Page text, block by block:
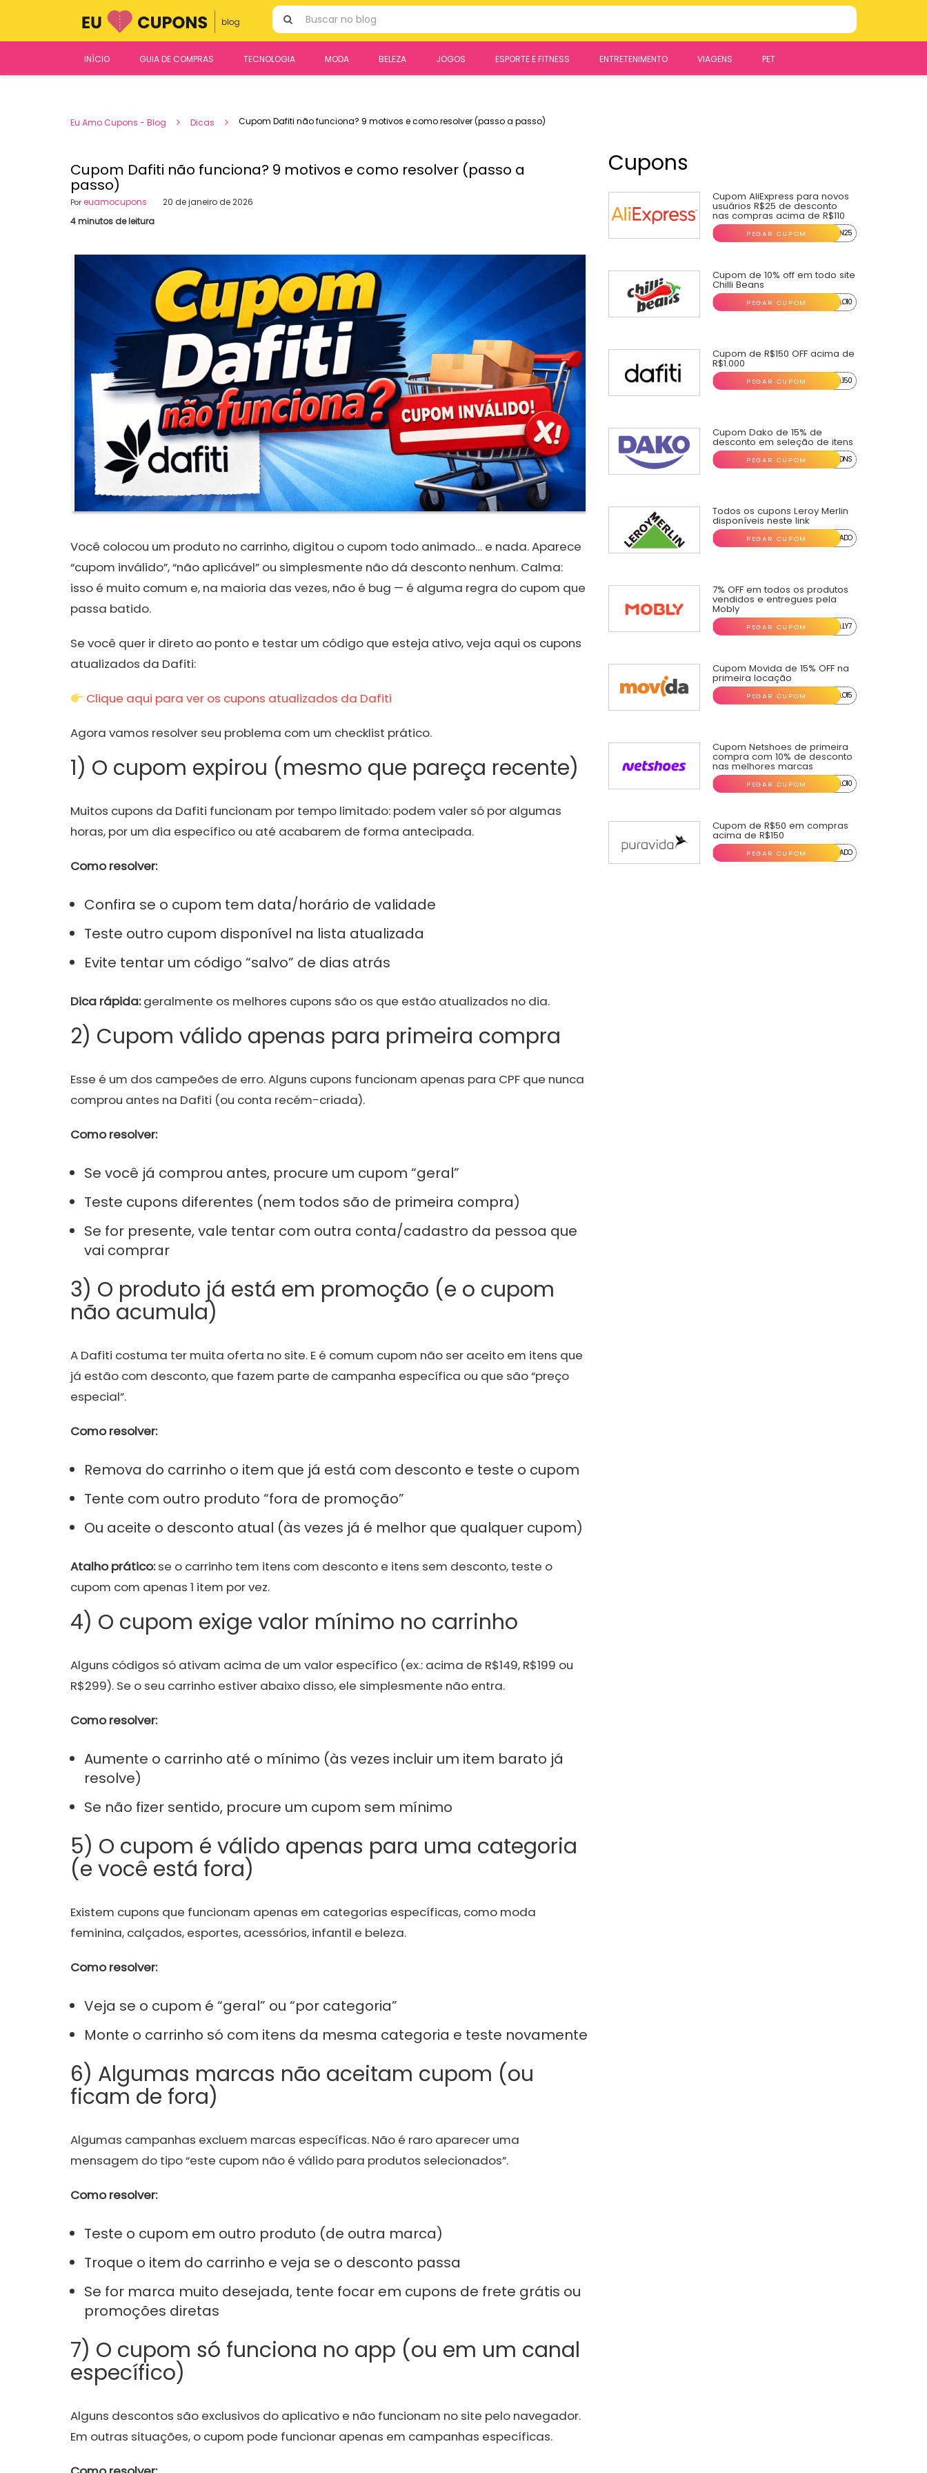
conteúdo
Pesquisar
por:
INÍCIO GUIA DE COMPRAS TECNOLOGIA MODA BELEZA JOGOS ESPORTE E FITNESS ENTRETENIMENTO VIAGENS PET
Eu Amo Cupons - Blog Dicas Cupom Dafiti não funciona? 9 motivos e como resolver (passo a passo)
Cupom Dafiti não funciona? 9 motivos e como resolver (passo a
passo)
Por euamocupons
20 de janeiro de 2026
4 minutos de leitura
Você colocou um produto no carrinho, digitou o cupom todo animado… e nada. Aparece
“cupom inválido”, “não aplicável” ou simplesmente não dá desconto nenhum. Calma:
isso é muito comum e, na maioria das vezes, não é bug — é alguma regra do cupom que
passa batido.
Se você quer ir direto ao ponto e testar um código que esteja ativo, veja aqui os cupons
atualizados da Dafiti:
Clique aqui para ver os cupons atualizados da Dafiti
Agora vamos resolver seu problema com um checklist prático.
1) O cupom expirou (mesmo que pareça recente)
Muitos cupons da Dafiti funcionam por tempo limitado: podem valer só por algumas
horas, por um dia específico ou até acabarem de forma antecipada.
Como resolver:
Confira se o cupom tem data/horário de validade
Teste outro cupom disponível na lista atualizada
Evite tentar um código “salvo” de dias atrás
Dica rápida:geralmente os melhores cupons são os que estão atualizados no dia.
2) Cupom válido apenas para primeira compra
Esse é um dos campeões de erro. Alguns cupons funcionam apenas para CPF que nunca
comprou antes na Dafiti (ou conta recém-criada).
Como resolver:
Se você já comprou antes, procure um cupom “geral”
Teste cupons diferentes (nem todos são de primeira compra)
Se for presente, vale tentar com outra conta/cadastro da pessoa que
vai comprar
3) O produto já está em promoção (e o cupom
não acumula)
A Dafiti costuma ter muita oferta no site. E é comum cupom não ser aceito em itens que
já estão com desconto, que fazem parte de campanha específica ou que são “preço
especial”.
Como resolver:
Remova do carrinho o item que já está com desconto e teste o cupom
Tente com outro produto “fora de promoção”
Ou aceite o desconto atual (às vezes já é melhor que qualquer cupom)
Atalho prático:se o carrinho tem itens com desconto e itens sem desconto, teste o
cupom com apenas 1 item por vez.
4) O cupom exige valor mínimo no carrinho
Alguns códigos só ativam acima de um valor específico (ex.: acima de R$149, R$199 ou
R$299). Se o seu carrinho estiver abaixo disso, ele simplesmente não entra.
Como resolver:
Aumente o carrinho até o mínimo (às vezes incluir um item barato já
resolve)
Se não fizer sentido, procure um cupom sem mínimo
5) O cupom é válido apenas para uma categoria
(e você está fora)
Existem cupons que funcionam apenas em categorias específicas, como moda
feminina, calçados, esportes, acessórios, infantil e beleza.
Como resolver:
Veja se o cupom é “geral” ou “por categoria”
Monte o carrinho só com itens da mesma categoria e teste novamente
6) Algumas marcas não aceitam cupom (ou
ficam de fora)
Algumas campanhas excluem marcas específicas. Não é raro aparecer uma
mensagem do tipo “este cupom não é válido para produtos selecionados”.
Como resolver:
Teste o cupom em outro produto (de outra marca)
Troque o item do carrinho e veja se o desconto passa
Se for marca muito desejada, tente focar em cupons de frete grátis ou
promoções diretas
7) O cupom só funciona no app (ou em um canal
específico)
Alguns descontos são exclusivos do aplicativo e não funcionam no site pelo navegador.
Em outras situações, o cupom pode funcionar apenas em campanhas específicas.
Cupons
Cupom AliExpress para novos
usuários R$25 de desconto
nas compras acima de R$110
PEGAR CUPOM ...N25
Cupom de 10% off em todo site
Chilli Beans
PEGAR CUPOM ...O10
Cupom de R$150 OFF acima de
R$1.000
PEGAR CUPOM ...150
Cupom Dako de 15% de
desconto em seleção de itens
PEGAR CUPOM ...ONS
Todos os cupons Leroy Merlin
disponíveis neste link
PEGAR CUPOM ...ADO
7% OFF em todos os produtos
vendidos e entregues pela
Mobly
PEGAR CUPOM ...LY7
Cupom Movida de 15% OFF na
primeira locação
PEGAR CUPOM ...O15
Cupom Netshoes de primeira
compra com 10% de desconto
nas melhores marcas
PEGAR CUPOM ...O10
Cupom de R$50 em compras
acima de R$150
PEGAR CUPOM ...ADO